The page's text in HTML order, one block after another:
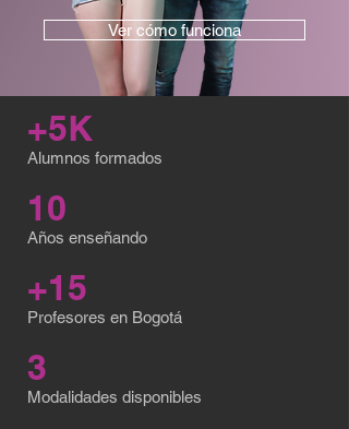
Ver cómo funciona
+5K
Alumnos formados
10
Años enseñando
+15
Profesores en Bogotá
3
Modalidades disponibles